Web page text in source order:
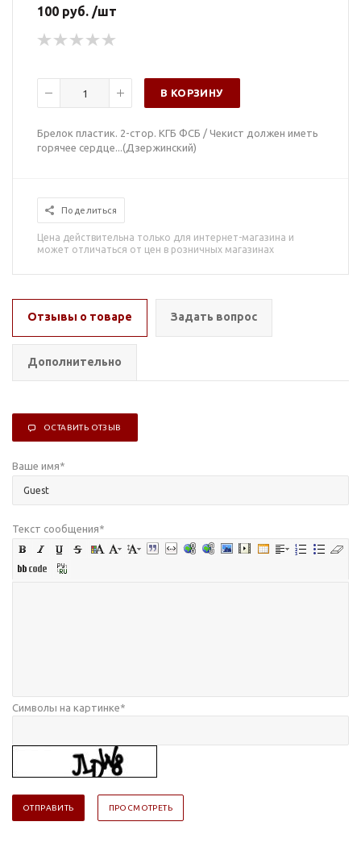
100 руб. /шт
В КОРЗИНУ
Брелок пластик. 2-стор. КГБ ФСБ / Чекист должен иметь
горячее сердце...(Дзержинский)
Поделиться
Цена действительна только для интернет-магазина и
может отличаться от цен в розничных магазинах
Отзывы о товаре Задать вопрос
Дополнительно
ОСТАВИТЬ ОТЗЫВ
Ваше имя*
Текст сообщения*
Символы на картинке*